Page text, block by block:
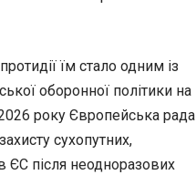
їм стало одним із
оборонної політики на
2026 року Європейська рада
сухопутних,
ЄС після неодноразових